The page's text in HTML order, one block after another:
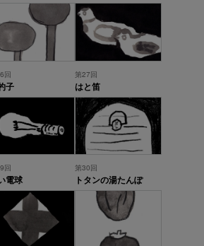
回
子
第27回
はと笛
回
電球
第30回
トタンの湯たんぽ